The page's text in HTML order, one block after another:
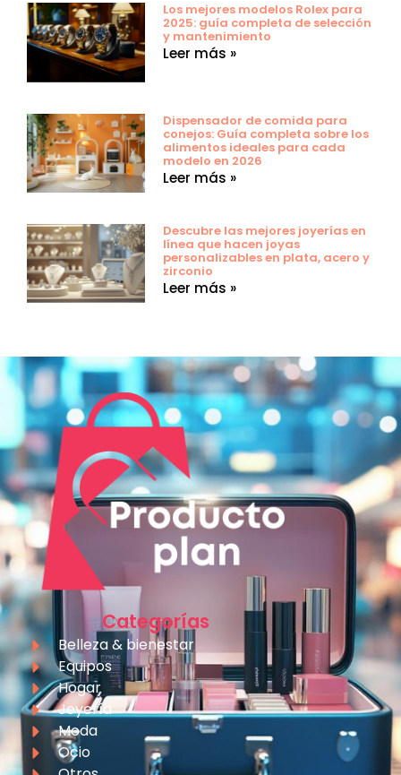
Los mejores modelos Rolex para
2025: guía completa de selección
y mantenimiento
Leer más »
Dispensador de comida para
conejos: Guía completa sobre los
alimentos ideales para cada
modelo en 2026
Leer más »
Descubre las mejores joyerías en
línea que hacen joyas
personalizables en plata, acero y
zirconio
Leer más »
Categorías
Belleza & bienestar
Equipos
Hogar
Joyería
Moda
Ocio